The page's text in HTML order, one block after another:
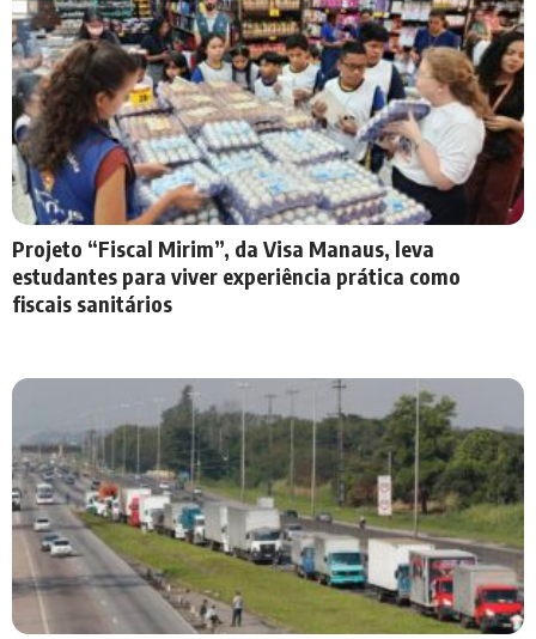
Projeto “Fiscal Mirim”, da Visa Manaus, leva
estudantes para viver experiência prática como
fiscais sanitários